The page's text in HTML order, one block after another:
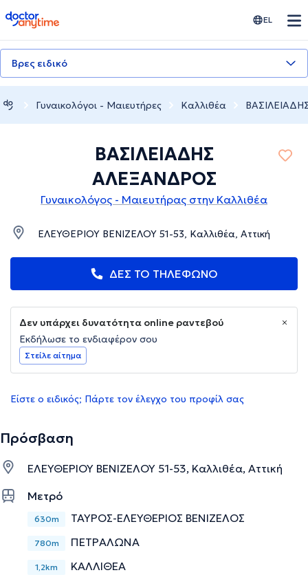
doctoranytime EL
Βρες ειδικό
Γυναικολόγοι - Μαιευτήρες Καλλιθέα
ΒΑΣΙΛΕΙΑΔΗΣ
ΑΛΕΞΑΝΔΡΟΣ
Γυναικολόγος - Μαιευτήρας στην Καλλιθέα
ΕΛΕΥΘΕΡΙΟΥ ΒΕΝΙΖΕΛΟΥ 51-53, Καλλιθέα, Αττική
ΔΕΣ ΤΟ ΤΗΛΕΦΩΝΟ
Δεν υπάρχει δυνατότητα online ραντεβού
Εκδήλωσε το ενδιαφέρον σου
Στείλε αίτημα
Είστε ο ειδικός; Πάρτε τον έλεγχο του προφίλ σας
Πρόσβαση
ΕΛΕΥΘΕΡΙΟΥ ΒΕΝΙΖΕΛΟΥ 51-53, Καλλιθέα, Αττική
Μετρό
630m ΤΑΥΡΟΣ-ΕΛΕΥΘΕΡΙΟΣ ΒΕΝΙΖΕΛΟΣ
780m ΠΕΤΡΑΛΩΝΑ
1,2km ΚΑΛΛΙΘΕΑ